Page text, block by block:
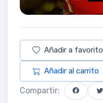
Añadir a
Añadir al carrito
Compartir: